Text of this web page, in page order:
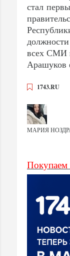
стал
всех СМИ
Арашуков
1743.RU
МАРИЯ
Покупаем